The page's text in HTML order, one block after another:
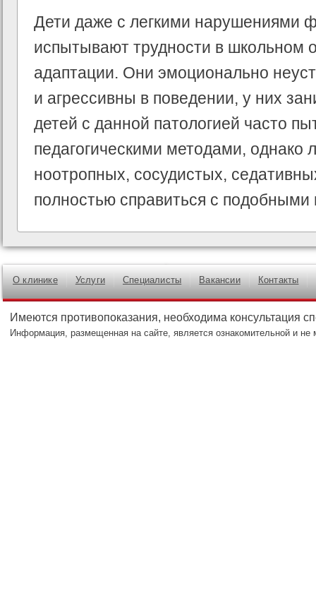
Дети даже с легкими нарушениями
испытывают трудности в школьном
адаптации. Они эмоционально
и агрессивны в поведении, у них
детей с данной патологией часто
педагогическими методами,
ноотропных, сосудистых,
полностью справиться с
О клинике Услуги Специалисты Вакансии Контакты
Имеются противопоказания, необходима консультация
Информация, размещенная на сайте, является ознакомительной и